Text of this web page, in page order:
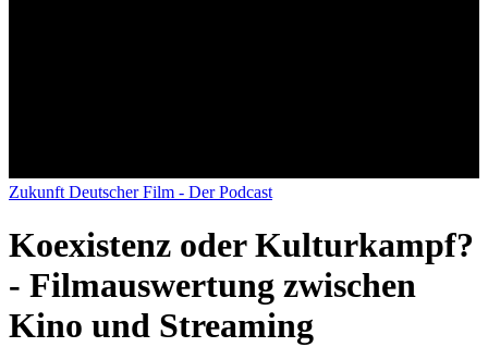
Zukunft Deutscher Film - Der Podcast
Koexistenz oder Kulturkampf?
- Filmauswertung zwischen
Kino und Streaming